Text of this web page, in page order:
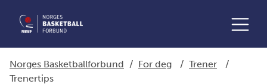
Norges Basketballforbund / For deg / Trener
/
Trenertips